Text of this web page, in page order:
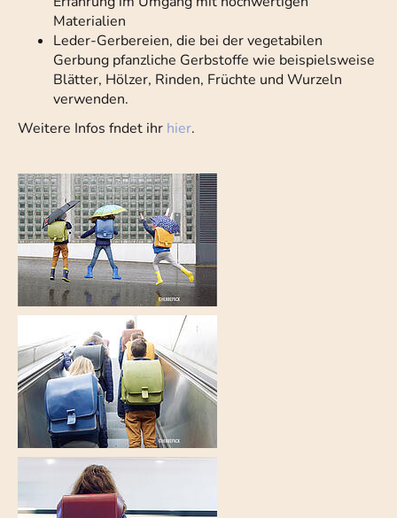
Materialien
Leder-Gerbereien, die bei der vegetabilen
Gerbung pfanzliche Gerbstoffe wie beispielsweise
Blätter, Hölzer, Rinden, Früchte und Wurzeln
verwenden.
Weitere Infos fndet ihr hier.